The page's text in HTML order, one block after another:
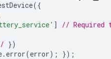
({
]
// Required
})
. error(error); });